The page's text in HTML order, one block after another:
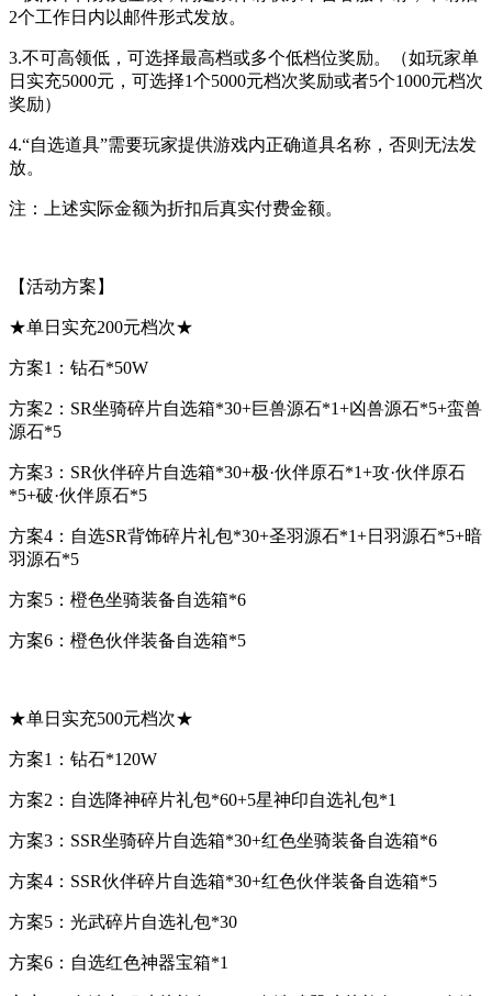
2个工作日内以邮件形式发放。
3.不可高领低，可选择最高档或多个低档位奖励。（如玩家单
日实充5000元，可选择1个5000元档次奖励或者5个1000元档次
奖励）
4.“自选道具”需要玩家提供游戏内正确道具名称，否则无法发
放。
注：上述实际金额为折扣后真实付费金额。
【活动方案】
★单日实充200元档次★
方案1：钻石*50W
方案2：SR坐骑碎片自选箱*30+巨兽源石*1+凶兽源石*5+蛮兽
源石*5
方案3：SR伙伴碎片自选箱*30+极·伙伴原石*1+攻·伙伴原石
*5+破·伙伴原石*5
方案4：自选SR背饰碎片礼包*30+圣羽源石*1+日羽源石*5+暗
羽源石*5
方案5：橙色坐骑装备自选箱*6
方案6：橙色伙伴装备自选箱*5
★单日实充500元档次★
方案1：钻石*120W
方案2：自选降神碎片礼包*60+5星神印自选礼包*1
方案3：SSR坐骑碎片自选箱*30+红色坐骑装备自选箱*6
方案4：SSR伙伴碎片自选箱*30+红色伙伴装备自选箱*5
方案5：光武碎片自选礼包*30
方案6：自选红色神器宝箱*1